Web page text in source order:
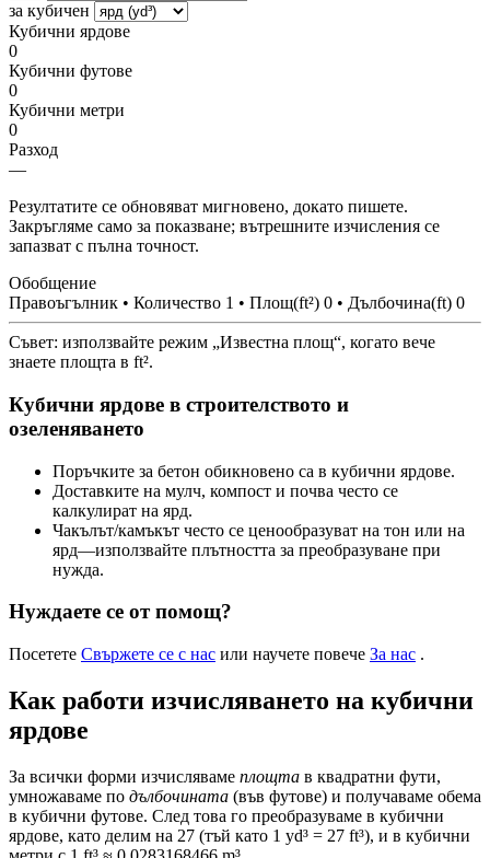
за кубичен
Кубични ярдове
0
Кубични футове
0
Кубични метри
0
Разход
—
Резултатите се обновяват мигновено, докато пишете.
Закръгляме само за показване; вътрешните изчисления се
запазват с пълна точност.
Обобщение
Правоъгълник • Количество 1 • Площ(ft²) 0 • Дълбочина(ft) 0
Съвет: използвайте режим „Известна площ“, когато вече
знаете площта в ft².
Кубични ярдове в строителството и
озеленяването
Поръчките за бетон обикновено са в кубични ярдове.
Доставките на мулч, компост и почва често се
калкулират на ярд.
Чакълът/камъкът често се ценообразуват на тон или на
ярд—използвайте плътността за преобразуване при
нужда.
Нуждаете се от помощ?
Посетете Свържете се с нас или научете повече За нас .
Как работи изчисляването на кубични
ярдове
За всички форми изчисляваме площта в квадратни фути,
умножаваме по дълбочината (във футове) и получаваме обема
в кубични футове. След това го преобразуваме в кубични
ярдове, като делим на 27 (тъй като 1 yd³ = 27 ft³), и в кубични